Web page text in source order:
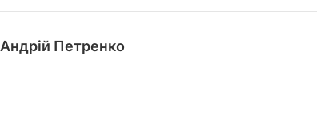
Андрій Петренко